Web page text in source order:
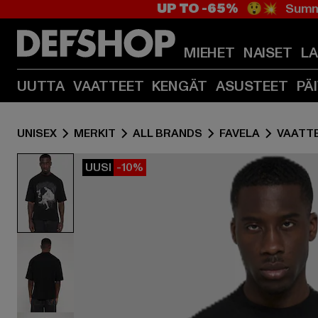
UP TO -65% 😲💥
MIEHET NAISET
UUTTA VAATTEET KENGÄT ASUSTEET
UNISEX MERKIT ALL BRANDS FAVELA
UUSI -10%